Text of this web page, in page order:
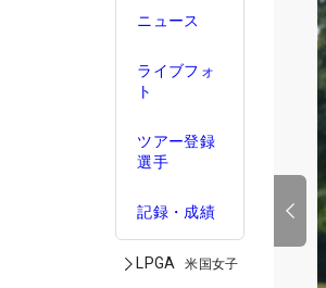
ニュース
ライブフォ
ト
ツアー登録
選手
記録・成績
LPGA 米国女子